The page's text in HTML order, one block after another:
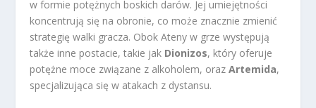
w formie potężnych boskich darów. Jej umiejętności
koncentrują się na obronie, co może znacznie zmienić
strategię walki gracza. Obok Ateny w grze występują
także inne postacie, takie jak Dionizos, który oferuje
potężne moce związane z alkoholem, orazArtemida,
specjalizująca się w atakach z dystansu.